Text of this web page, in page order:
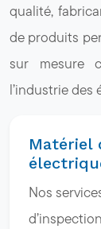
qualité,
de produits
sur mesure
l’industrie
Matériel
Nos